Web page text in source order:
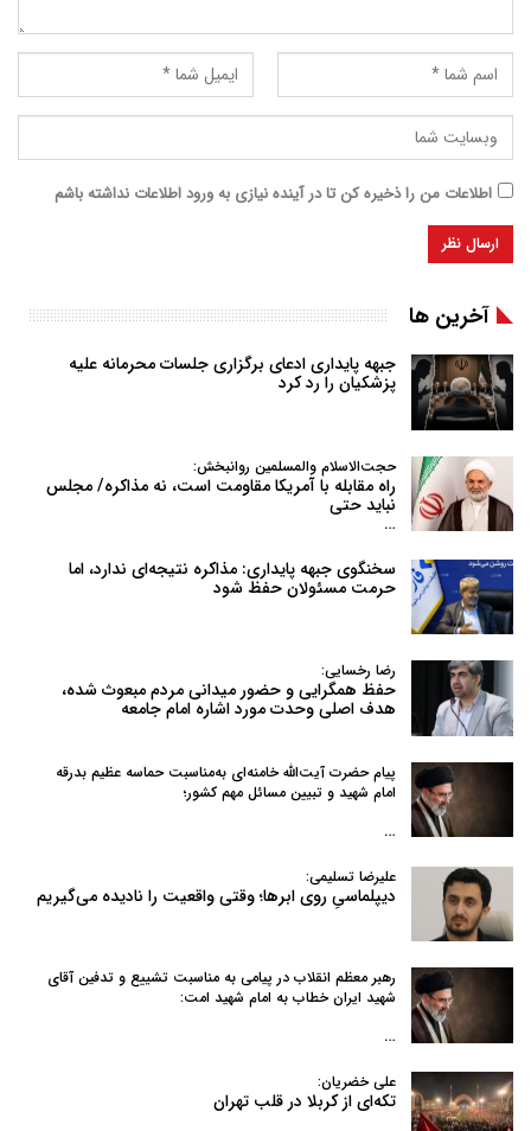
اطلاعات من را ذخیره کن تا در آینده نیازی به ورود اطلاعات نداشته باشم
آخرین ها
جبهه پایداری ادعای برگزاری جلسات محرمانه علیه
پزشکیان را رد کرد
حجت‌الاسلام والمسلمین روانبخش:
راه مقابله با آمریکا مقاومت است، نه مذاکره/ مجلس
نباید حتی
…
سخنگوی جبهه پایداری: مذاکره نتیجه‌ای ندارد، اما
حرمت مسئولان حفظ شود
رضا رخسایی:
حفظ همگرایی و حضور میدانی مردم مبعوث شده،
هدف اصلی وحدت مورد اشاره امام جامعه
پیام حضرت آیت‌الله خامنه‌ای به‌مناسبت حماسه عظیم بدرقه
امام شهید و تبیین مسائل مهم کشور؛
…
علیرضا تسلیمی:
دیپلماسیِ روی ابرها؛ وقتی واقعیت را نادیده می‌گیریم
رهبر معظم انقلاب در پیامی به‌ مناسبت تشییع و تدفین آقای
شهید ایران خطاب به امام شهید امت:
…
علی خضریان:
تکه‌ای از کربلا در قلب تهران